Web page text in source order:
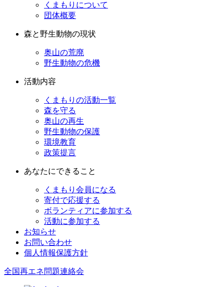
くまもりについて
団体概要
森と野生動物の現状
奥山の荒廃
野生動物の危機
活動内容
くまもりの活動一覧
森を守る
奥山の再生
野生動物の保護
環境教育
政策提言
あなたにできること
くまもり会員になる
寄付で応援する
ボランティアに参加する
活動に参加する
お知らせ
お問い合わせ
個人情報保護方針
全国再エネ問題連絡会